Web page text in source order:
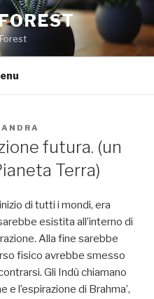
futura. (un
Terra)
di tutti i mondi, era
esistita all’interno di
Alla fine sarebbe
fisico avrebbe smesso
Gli Indù chiamano
e l’espirazione di Brahma’,